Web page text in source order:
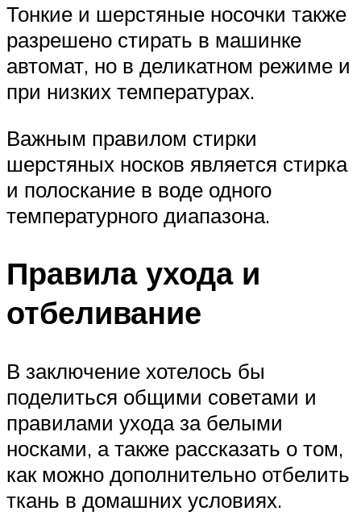
Тонкие и шерстяные носочки также
разрешено стирать в машинке
автомат, но в деликатном режиме и
при низких температурах.
Важным правилом стирки
шерстяных носков является стирка
и полоскание в воде одного
температурного диапазона.
Правила ухода и
отбеливание
В заключение хотелось бы
поделиться общими советами и
правилами ухода за белыми
носками, а также рассказать о том,
как можно дополнительно отбелить
ткань в домашних условиях.